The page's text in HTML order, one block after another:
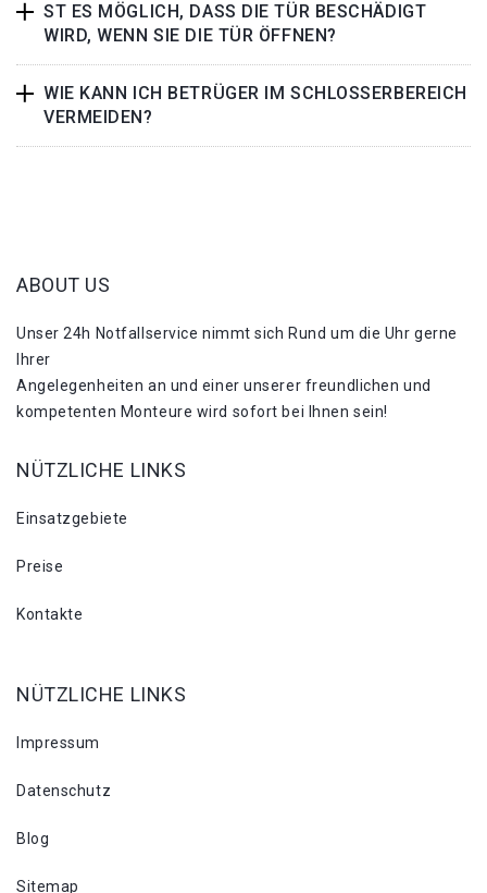
ST ES MÖGLICH, DASS DIE TÜR BESCHÄDIGT
WIRD, WENN SIE DIE TÜR ÖFFNEN?
WIE KANN ICH BETRÜGER IM SCHLOSSERBEREICH
VERMEIDEN?
ABOUT US
Unser 24h Notfallservice nimmt sich Rund um die Uhr gerne
Ihrer
Angelegenheiten an und einer unserer freundlichen und
kompetenten Monteure wird sofort bei Ihnen sein!
NÜTZLICHE LINKS
Einsatzgebiete
Preise
Kontakte
NÜTZLICHE LINKS
Impressum
Datenschutz
Blog
Sitemap